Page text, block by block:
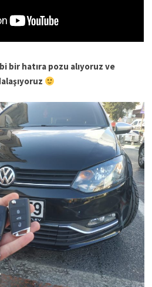
bir hatıra pozu alıyoruz ve